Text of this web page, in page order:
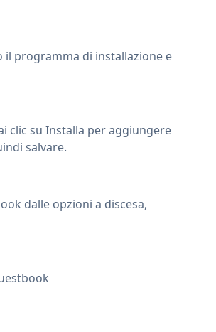
programma di installazione e
clic su Installa per aggiungere
salvare.
dalle opzioni a discesa,